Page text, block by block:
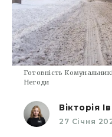
Готовність
Негоди
Вікторія
27 Січня